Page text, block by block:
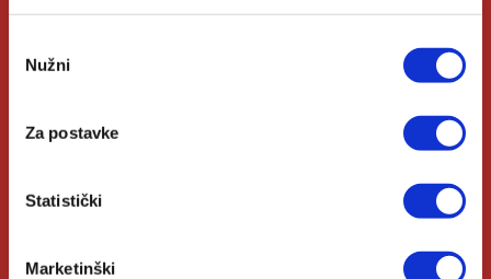
pristanka
Nužni
Za postavke
Statistički
Marketinški